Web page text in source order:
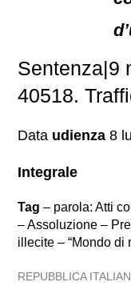
Sentenza|9
40518.
Data udienza 8
Integrale
Tag – parola: Atti
– Assoluzione –
illecite – “Mondo di
REPUBBLICA